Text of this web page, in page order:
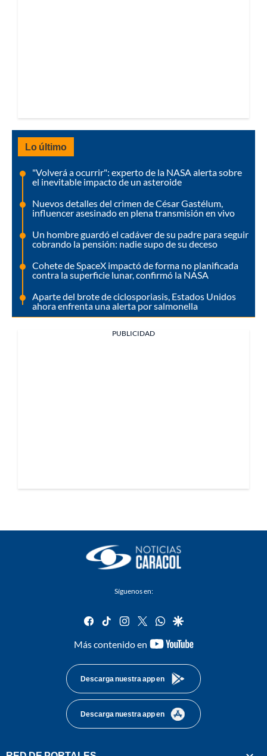
Lo último
"Volverá a ocurrir": experto de la NASA alerta sobre
el inevitable impacto de un asteroide
Nuevos detalles del crimen de César Gastélum,
influencer asesinado en plena transmisión en vivo
Un hombre guardó el cadáver de su padre para seguir
cobrando la pensión: nadie supo de su deceso
Cohete de SpaceX impactó de forma no planificada
contra la superficie lunar, confirmó la NASA
Aparte del brote de ciclosporiasis, Estados Unidos
ahora enfrenta una alerta por salmonella
PUBLICIDAD
Síguenos en:
facebook
tiktok instagram
twitterwhatsapp
google
Más contenido en
youtube-
Descarga nuestra app en
Descarga nuestra app en